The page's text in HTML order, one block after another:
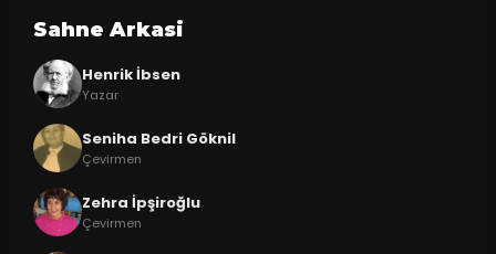
Sahne Arkasi
Henrik İbsen
Yazar
Seniha Bedri Göknil
Çevirmen
Zehra İpşiroğlu
Çevirmen